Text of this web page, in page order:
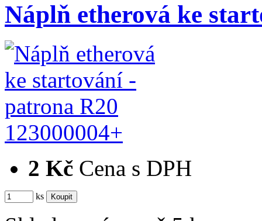
Náplň etherová ke
123000004+
2 Kč Cena s DPH
ks